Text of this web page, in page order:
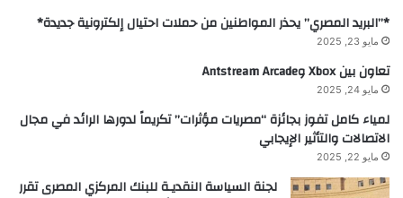
*”البريد المصري” يحذر المواطنين من حملات احتيال إلكترونية جديدة*
مايو 23, 2025
تعاون بين Xbox وAntstream Arcade
مايو 24, 2025
لمياء كامل تفوز بجائزة “مصريات مؤثرات” تكريماً لدورها الرائد في مجال
الاتصالات والتأثير الإيجابي
مايو 22, 2025
لجنة السياسة النقديـة للبنك المركزي المصرى تقرر